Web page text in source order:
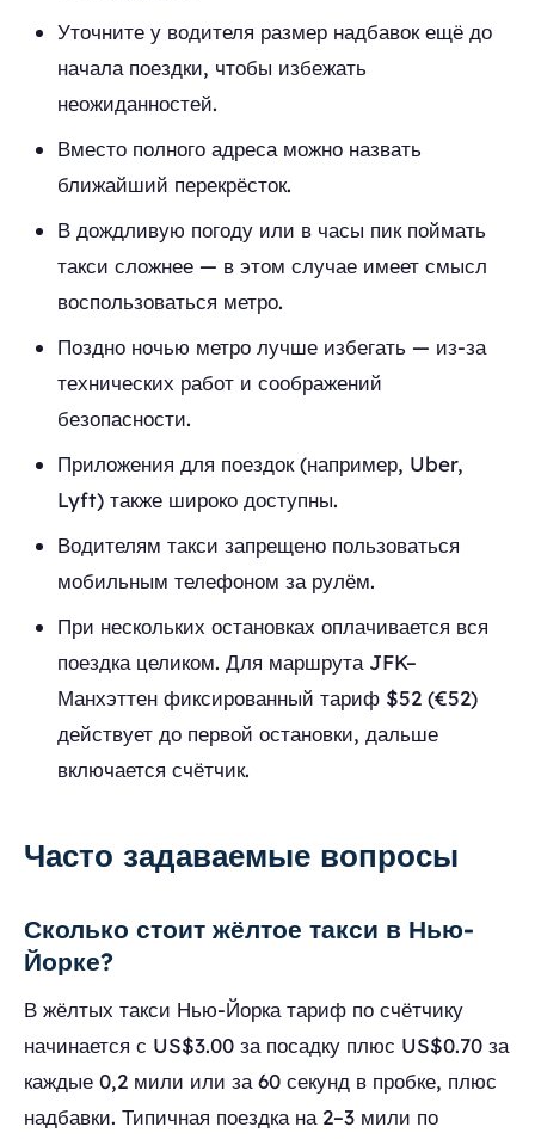
Уточните у водителя размер надбавок ещё до
начала поездки, чтобы избежать
неожиданностей.
Вместо полного адреса можно назвать
ближайший перекрёсток.
В дождливую погоду или в часы пик поймать
такси сложнее — в этом случае имеет смысл
воспользоваться метро.
Поздно ночью метро лучше избегать — из-за
технических работ и соображений
безопасности.
Приложения для поездок (например, Uber,
Lyft) также широко доступны.
Водителям такси запрещено пользоваться
мобильным телефоном за рулём.
При нескольких остановках оплачивается вся
поездка целиком. Для маршрута JFK–
Манхэттен фиксированный тариф $52 (€52)
действует до первой остановки, дальше
включается счётчик.
Часто задаваемые вопросы
Сколько стоит жёлтое такси в Нью-
Йорке?
В жёлтых такси Нью-Йорка тариф по счётчику
начинается с US$3.00 за посадку плюс US$0.70 за
каждые 0,2 мили или за 60 секунд в пробке, плюс
надбавки. Типичная поездка на 2–3 мили по